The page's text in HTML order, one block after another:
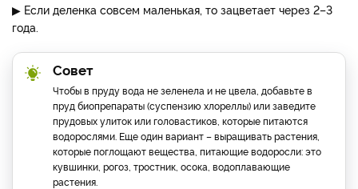
▶ Если деленка совсем маленькая, то зацветает через 2–3
года.
Совет
Чтобы в пруду вода не зеленела и не цвела, добавьте в
пруд биопрепараты (суспензию хлореллы) или заведите
прудовых улиток или головастиков, которые питаются
водорослями. Еще один вариант – выращивать растения,
которые поглощают вещества, питающие водоросли: это
кувшинки, рогоз, тростник, осока, водоплавающие
растения.